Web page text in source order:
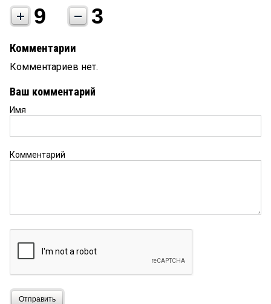
9 3
Комментарии
Комментариев нет.
Ваш комментарий
Имя
Комментарий
Отправить